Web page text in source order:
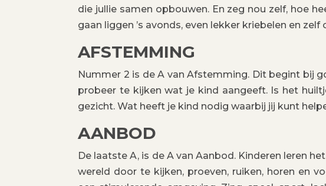
die jullie samen opbouwen. En zeg nou zelf, hoe
gaan liggen ’s avonds, even lekker kriebelen en zelf
AFSTEMMING
Nummer 2 is de A van Afstemming. Dit begint bij
probeer te kijken wat je kind aangeeft. Is het
gezicht. Wat heeft je kind nodig waarbij jij kunt
AANBOD
De laatste A, is de A van Aanbod. Kinderen leren
wereld door te kijken, proeven, ruiken, horen en